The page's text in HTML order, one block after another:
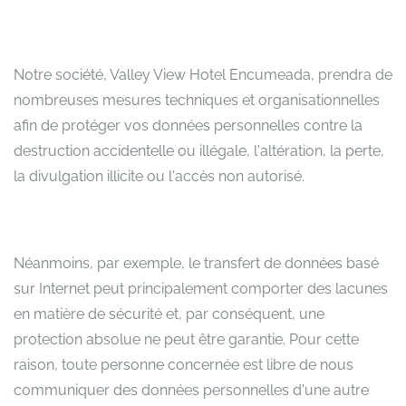
Notre société, Valley View Hotel Encumeada, prendra de
nombreuses mesures techniques et organisationnelles
afin de protéger vos données personnelles contre la
destruction accidentelle ou illégale, l'altération, la perte,
la divulgation illicite ou l'accès non autorisé.
Néanmoins, par exemple, le transfert de données basé
sur Internet peut principalement comporter des lacunes
en matière de sécurité et, par conséquent, une
protection absolue ne peut être garantie. Pour cette
raison, toute personne concernée est libre de nous
communiquer des données personnelles d'une autre